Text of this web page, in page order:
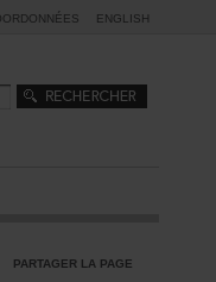
ENGLISH
PARTAGERLAPAGE